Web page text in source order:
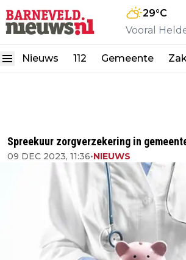
29°C
Vooral
Nieuws 112 Gemeente
Spreekuur zorgverzekering in
09 DEC 2023, 11:36•NIEUWS